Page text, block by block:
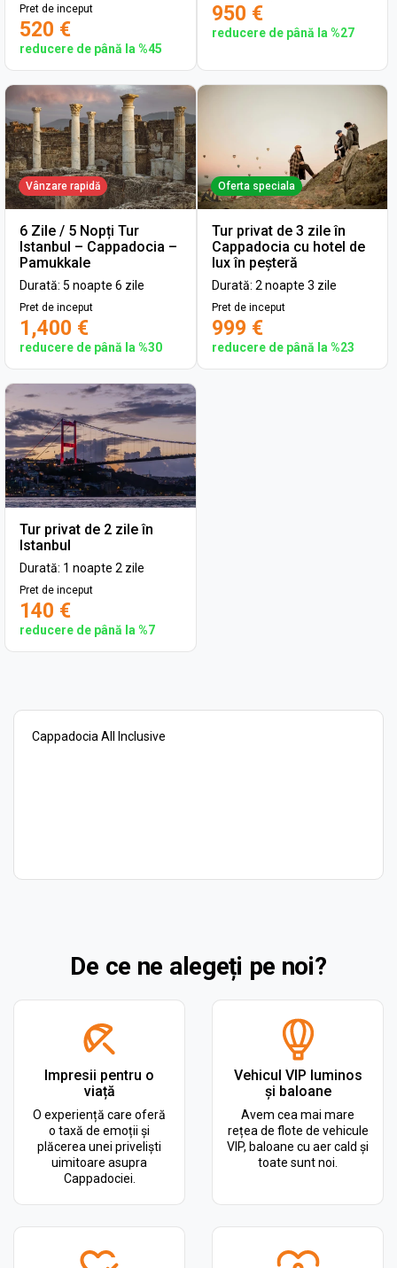
Pret de inceput
520 €
reducere de până la %45
950 €
reducere de până la %27
Vânzare rapidă
6 Zile / 5 Nopți Tur
Istanbul – Cappadocia –
Pamukkale
Durată: 5 noapte 6 zile
Pret de inceput
1,400 €
reducere de până la %30
Oferta speciala
Tur privat de 3 zile în
Cappadocia cu hotel de
lux în peșteră
Durată: 2 noapte 3 zile
Pret de inceput
999 €
reducere de până la %23
Tur privat de 2 zile în
Istanbul
Durată: 1 noapte 2 zile
Pret de inceput
140 €
reducere de până la %7
Cappadocia All Inclusive
De ce ne alegeți pe noi?
Impresii pentru o
viață
O experiență care oferă
o taxă de emoții și
plăcerea unei priveliști
uimitoare asupra
Cappadociei.
Vehicul VIP luminos
și baloane
Avem cea mai mare
rețea de flote de vehicule
VIP, baloane cu aer cald și
toate sunt noi.